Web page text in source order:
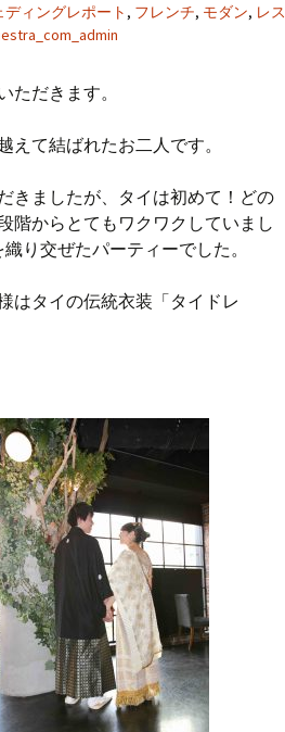
ディングレポート , フレンチ, モダン, レス
ただきます。
て結ばれたお二人です。
きましたが、タイは初めて！どの
階からとてもワクワクしていまし
り交ぜたパーティーでした。
はタイの伝統衣装「タイドレ